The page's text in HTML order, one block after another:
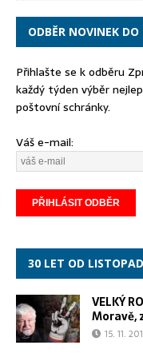
ODBĚR NOVINEK
Přihlašte se k odběru
každý týden výběr
poštovní schránky.
Váš e-mail:
30 LET OD
VELKÝ
Moravě,
15. 11.